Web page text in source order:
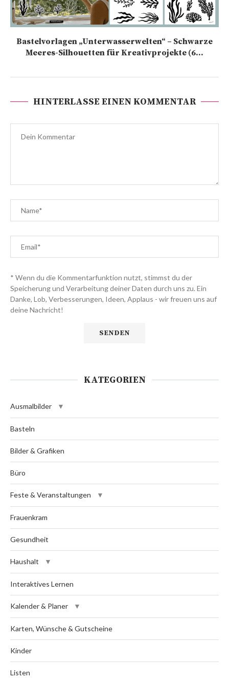
Bastelvorlagen „Unterwasserwelten“ – Schwarze
Meeres-Silhouetten für Kreativprojekte (6...
HINTERLASSE EINEN KOMMENTAR
* Wenn du die Kommentarfunktion nutzt, stimmst du der
Speicherung und Verarbeitung deiner Daten durch uns zu. Ein
Danke, Lob, Verbesserungen, Ideen, Applaus - wir freuen uns auf
deine Nachricht!
KATEGORIEN
Ausmalbilder
Basteln
Bilder & Grafiken
Büro
Feste & Veranstaltungen
Frauenkram
Gesundheit
Haushalt
Interaktives Lernen
Kalender & Planer
Karten, Wünsche & Gutscheine
Kinder
Listen